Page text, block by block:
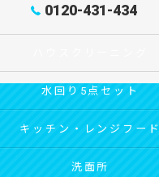
0120-431-434
水回り5点セット
キッチン・レンジフード
洗面所